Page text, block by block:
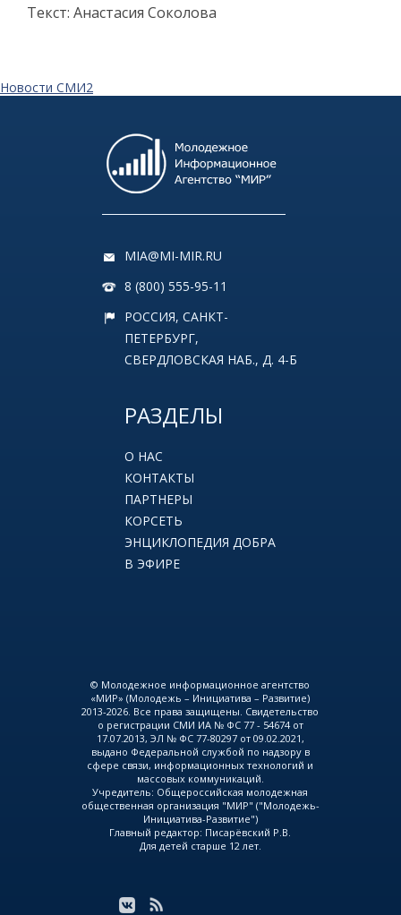
Текст: Анастасия Соколова
Новости СМИ2
MIA@MI-MIR.RU
8 (800) 555-95-11
РОССИЯ, САНКТ-
ПЕТЕРБУРГ,
СВЕРДЛОВСКАЯ НАБ., Д. 4-Б
РАЗДЕЛЫ
О НАС
КОНТАКТЫ
ПАРТНЕРЫ
КОРСЕТЬ
ЭНЦИКЛОПЕДИЯ ДОБРА
В ЭФИРЕ
© Молодежное информационное агентство
«МИР» (Молодежь – Инициатива – Развитие)
2013-2026. Все права защищены. Свидетельство
о регистрации СМИ ИА № ФС 77 - 54674 от
17.07.2013, ЭЛ № ФС 77-80297 от 09.02.2021,
выдано Федеральной службой по надзору в
сфере связи, информационных технологий и
массовых коммуникаций.
Учредитель: Общероссийская молодежная
общественная организация "МИР" ("Молодежь-
Инициатива-Развитие")
Главный редактор: Писарёвский Р.В.
Для детей старше 12 лет.